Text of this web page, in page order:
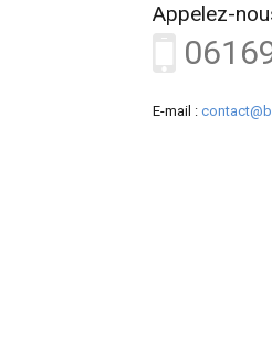
Appelez-
E-mail :